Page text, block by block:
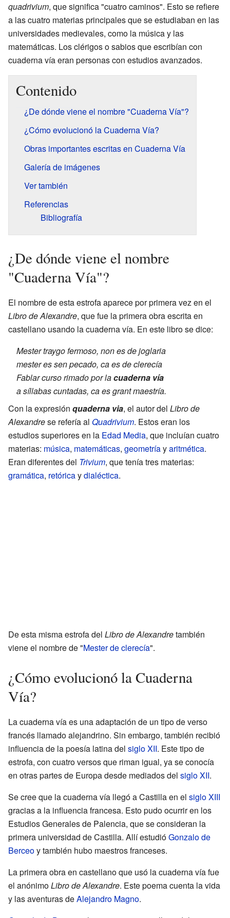
quadrivium, que significa "cuatro caminos". Esto se refiere
a las cuatro materias principales que se estudiaban en las
universidades medievales, como la música y las
matemáticas. Los clérigos o sabios que escribían con
cuaderna vía eran personas con estudios avanzados.
Contenido
¿De dónde viene el nombre "Cuaderna Vía"?
¿Cómo evolucionó la Cuaderna Vía?
Obras importantes escritas en Cuaderna Vía
Galería de imágenes
Ver también
Referencias
Bibliografía
¿De dónde viene el nombre
"Cuaderna Vía"?
El nombre de esta estrofa aparece por primera vez en el
Libro de Alexandre, que fue la primera obra escrita en
castellano usando la cuaderna vía. En este libro se dice:
Mester traygo fermoso, non es de joglaria
mester es sen pecado, ca es de clerecía
Fablar curso rimado por lacuaderna vía
a síllabas cuntadas, ca es grant maestría.
Con la expresión quaderna via, el autor del Libro de
Alexandrese refería al Quadrivium. Estos eran los
estudios superiores en la Edad Media, que incluían cuatro
materias: música, matemáticas, geometríayaritmética.
Eran diferentes del Trivium, que tenía tres materias:
gramática, retóricaydialéctica.
De esta misma estrofa del Libro de Alexandretambién
viene el nombre de "Mester de clerecía".
¿Cómo evolucionó la Cuaderna
Vía?
La cuaderna vía es una adaptación de un tipo de verso
francés llamado alejandrino. Sin embargo, también recibió
influencia de la poesía latina del siglo XII. Este tipo de
estrofa, con cuatro versos que riman igual, ya se conocía
en otras partes de Europa desde mediados del siglo XII.
Se cree que la cuaderna vía llegó a Castilla en el siglo XIII
gracias a la influencia francesa. Esto pudo ocurrir en los
Estudios Generales de Palencia, que se consideran la
primera universidad de Castilla. Allí estudióGonzalo de
Berceoy también hubo maestros franceses.
La primera obra en castellano que usó la cuaderna vía fue
el anónimoLibro de Alexandre. Este poema cuenta la vida
y las aventuras deAlejandro Magno.